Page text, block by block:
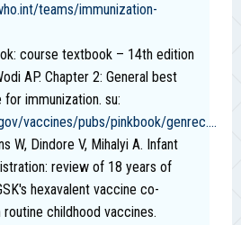
teams/immunization-
course textbook – 14th edition
AP. Chapter 2: General best
immunization. su:
vaccines/pubs/pinkbook/genrec....
W, Dindore V, Mihalyi A. Infant
review of 18 years of
hexavalent vaccine co-
childhood vaccines.